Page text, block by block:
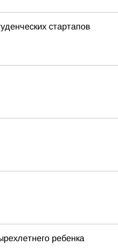
стартапов
ребенка